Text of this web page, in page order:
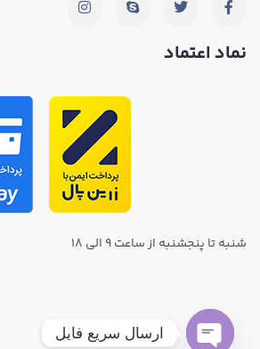
نماد اعتماد
شنبه تا پنجشنبه از ساعت ۹ الی ۱۸
ارسال سریع فایل